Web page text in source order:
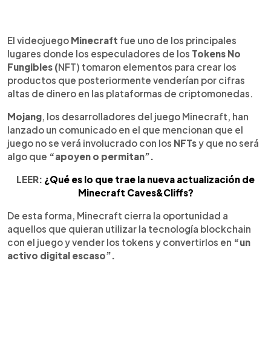
► Escuchar artículo
El videojuego Minecraft fue uno de los principales
lugares donde los especuladores de los Tokens No
Fungibles (NFT) tomaron elementos para crear los
productos que posteriormente venderían por cifras
altas de dinero en las plataformas de criptomonedas.
Mojang, los desarrolladores del juego Minecraft, han
lanzado un comunicado en el que mencionan que el
juego no se verá involucrado con los NFTsy que no será
algo que “apoyen o permitan”.
LEER: ¿Qué es lo que trae la nueva actualización de
Minecraft Caves&Cliffs?
De esta forma, Minecraft cierra la oportunidad a
aquellos que quieran utilizar la tecnología blockchain
con el juego y vender los tokens y convertirlos en “un
activo digital escaso”.